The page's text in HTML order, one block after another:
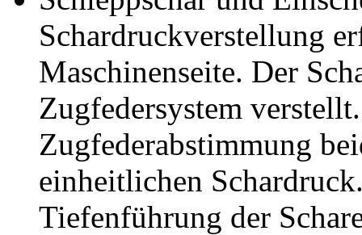
Schardruckverstellung
Maschinenseite. Der
Zugfedersystem
Zugfederabstimmung
einheitlichen
Tiefenführung der